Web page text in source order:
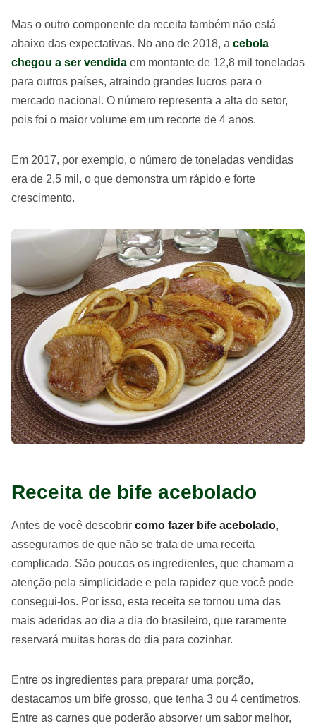
Mas o outro componente da receita também não está
abaixo das expectativas. No ano de 2018, a cebola
chegou a ser vendida em montante de 12,8 mil toneladas
para outros países, atraindo grandes lucros para o
mercado nacional. O número representa a alta do setor,
pois foi o maior volume em um recorte de 4 anos.
Em 2017, por exemplo, o número de toneladas vendidas
era de 2,5 mil, o que demonstra um rápido e forte
crescimento.
Receita de bife acebolado
Antes de você descobrir como fazer bife acebolado,
asseguramos de que não se trata de uma receita
complicada. São poucos os ingredientes, que chamam a
atenção pela simplicidade e pela rapidez que você pode
consegui-los. Por isso, esta receita se tornou uma das
mais aderidas ao dia a dia do brasileiro, que raramente
reservará muitas horas do dia para cozinhar.
Entre os ingredientes para preparar uma porção,
destacamos um bife grosso, que tenha 3 ou 4 centímetros.
Entre as carnes que poderão absorver um sabor melhor,